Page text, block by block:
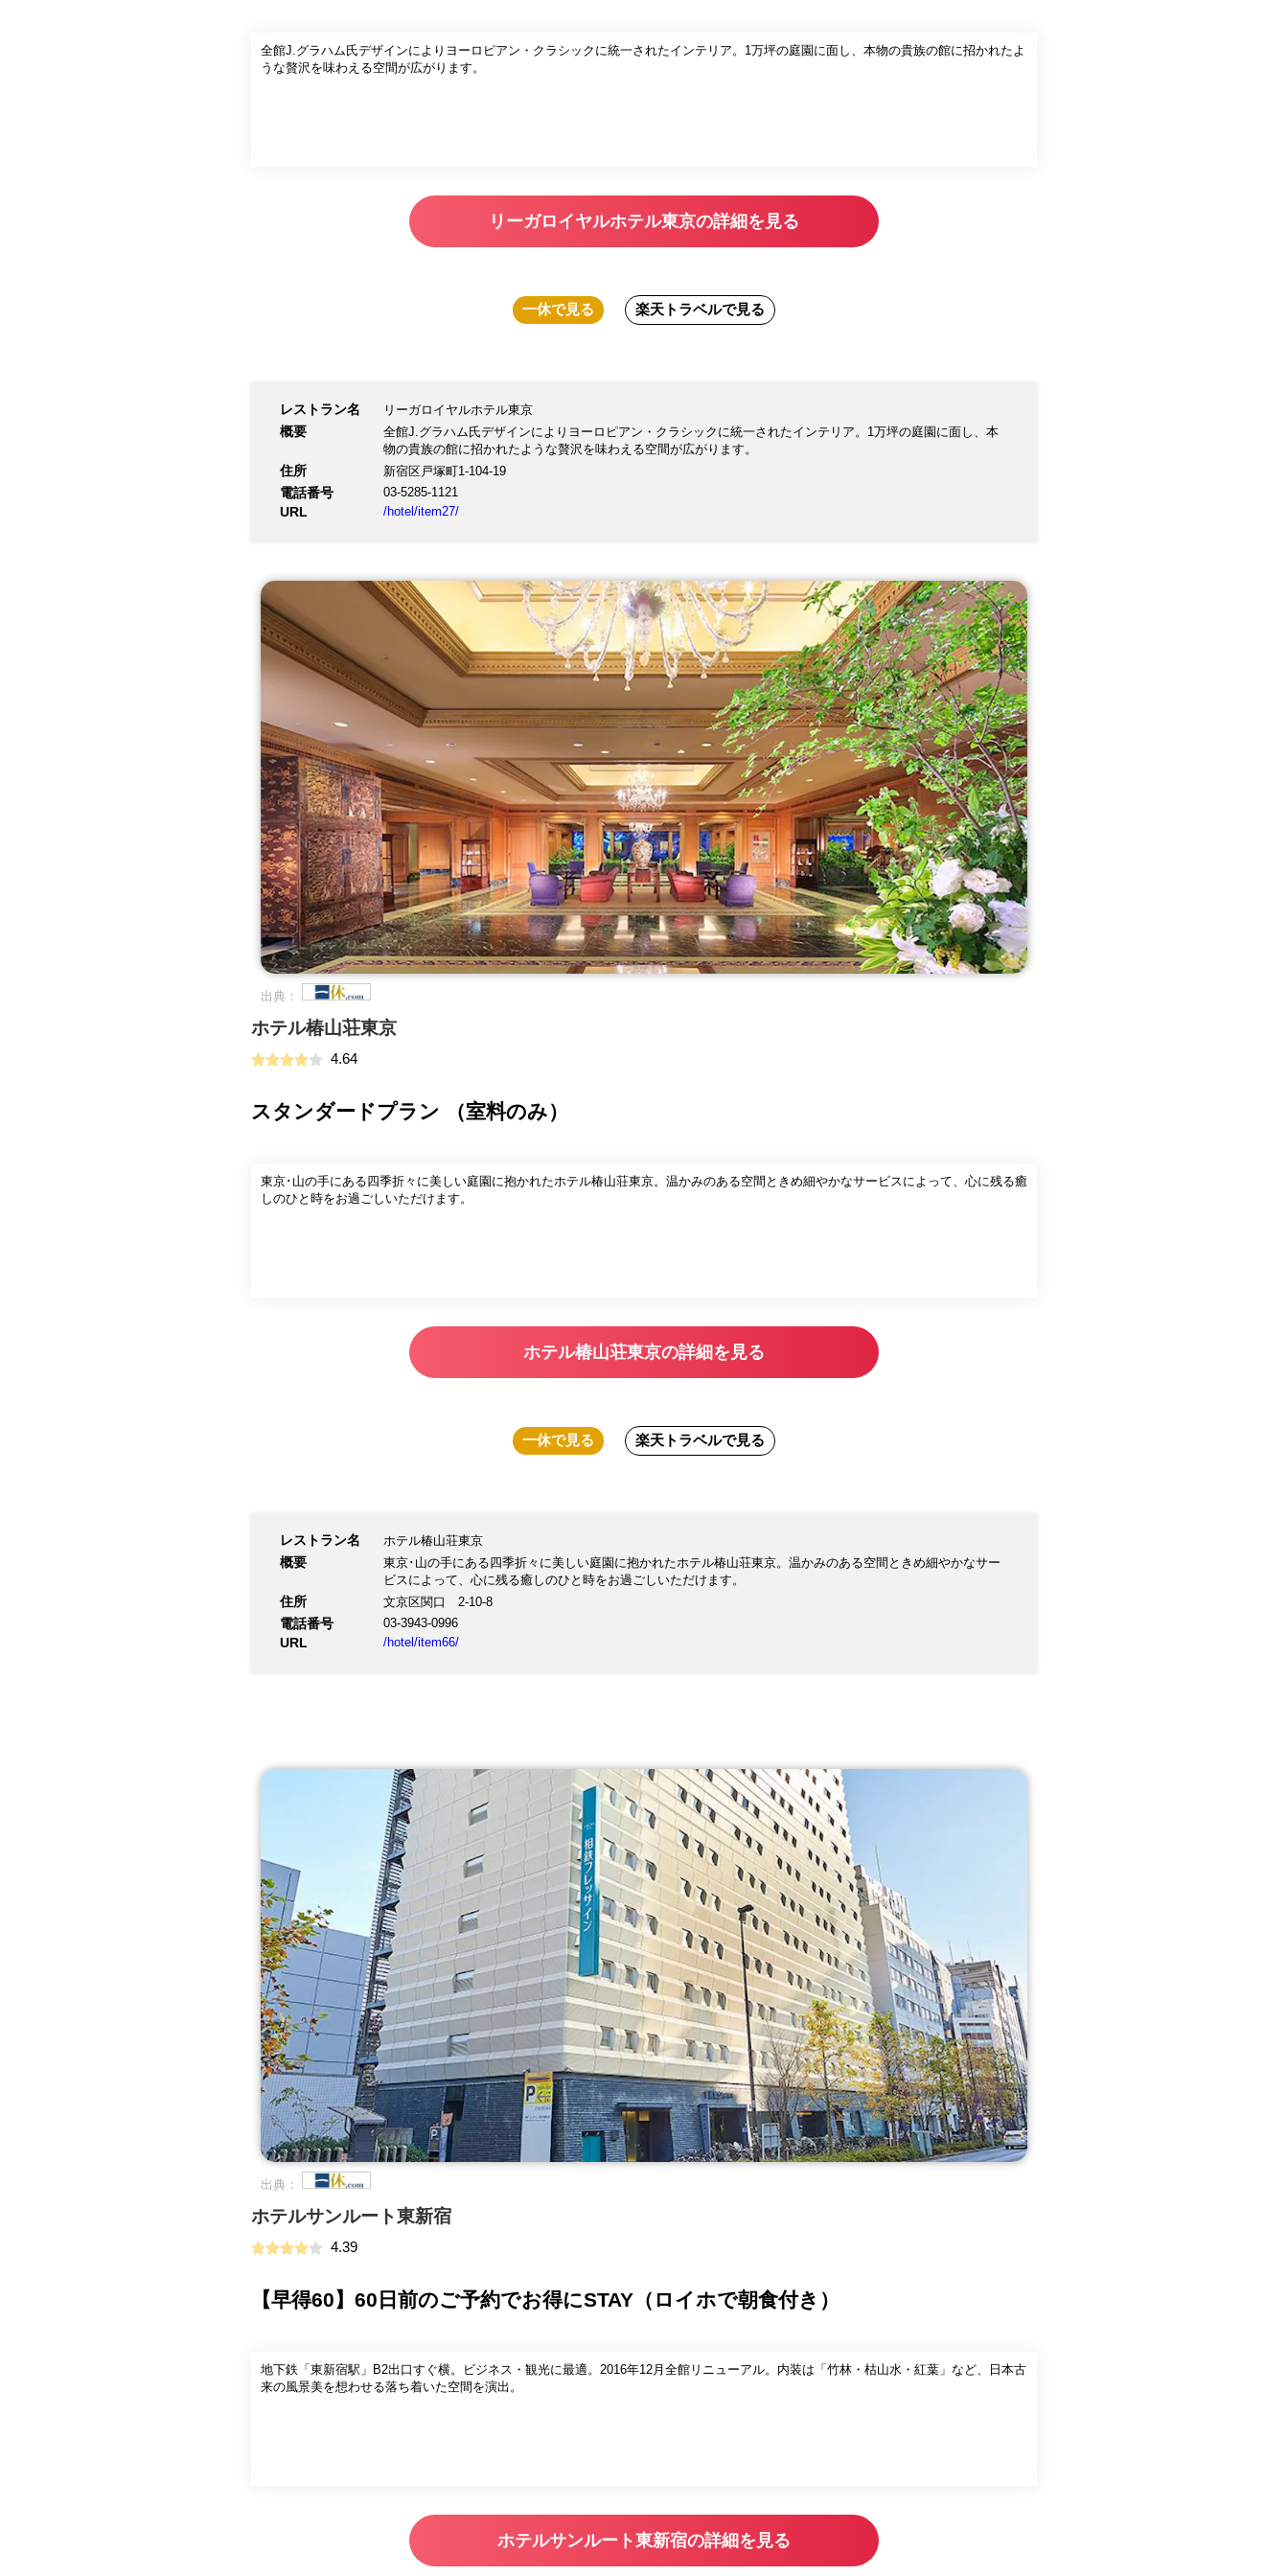
全館J.グラハム氏デザインによりヨーロピアン・クラシックに統一されたインテリア。1万坪の庭園に面し、本物の貴族の館に招かれたよ
うな贅沢を味わえる空間が広がります。
リーガロイヤルホテル東京の詳細を見る
一休で見る 楽天トラベルで見る
レストラン名 リーガロイヤルホテル東京
概要
全館J.グラハム氏デザインによりヨーロピアン・クラシックに統一されたインテリア。1万坪の庭園に面し、本
物の貴族の館に招かれたような贅沢を味わえる空間が広がります。
住所 新宿区戸塚町1-104-19
電話番号 03-5285-1121
URL /hotel/item27/
出典：
ホテル椿山荘東京
4.64
スタンダードプラン （室料のみ）
東京･山の手にある四季折々に美しい庭園に抱かれたホテル椿山荘東京。温かみのある空間ときめ細やかなサービスによって、心に残る癒
しのひと時をお過ごしいただけます。
ホテル椿山荘東京の詳細を見る
一休で見る 楽天トラベルで見る
レストラン名 ホテル椿山荘東京
概要
東京･山の手にある四季折々に美しい庭園に抱かれたホテル椿山荘東京。温かみのある空間ときめ細やかなサー
ビスによって、心に残る癒しのひと時をお過ごしいただけます。
住所 文京区関口 2-10-8
電話番号 03-3943-0996
URL /hotel/item66/
出典：
ホテルサンルート東新宿
4.39
【早得60】60日前のご予約でお得にSTAY（ロイホで朝食付き）
地下鉄「東新宿駅」B2出口すぐ横。ビジネス・観光に最適。2016年12月全館リニューアル。内装は「竹林・枯山水・紅葉」など、日本古
来の風景美を想わせる落ち着いた空間を演出。
ホテルサンルート東新宿の詳細を見る